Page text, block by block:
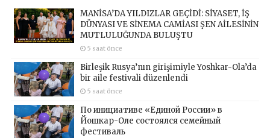
MANİSA’DA YILDIZLAR GEÇİDİ: SİYASET, İŞ
DÜNYASI VE SİNEMA CAMİASI ŞEN AİLESİNİN
MUTLULUĞUNDA BULUŞTU
5 saat önce
Birleşik Rusya’nın girişimiyle Yoshkar-Ola’da
bir aile festivali düzenlendi
5 saat önce
По инициативе «Единой России» в
Йошкар-Оле состоялся семейный
фестиваль